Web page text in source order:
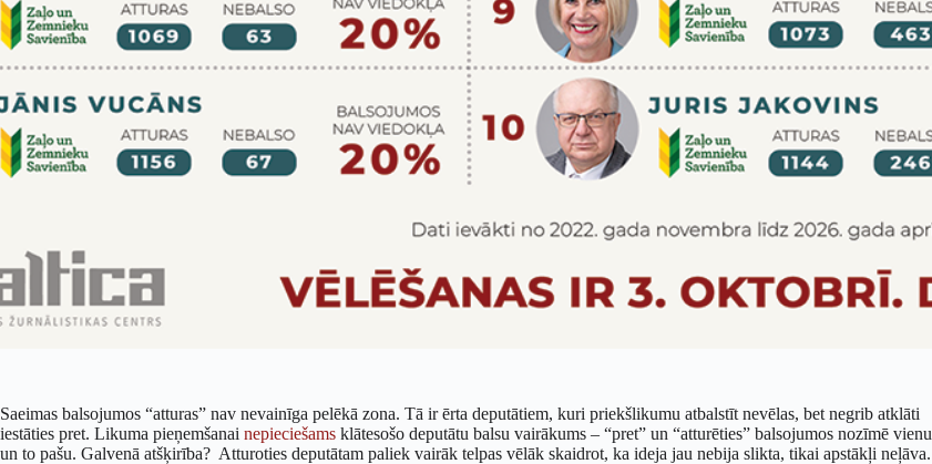
Saeimas balsojumos “atturas” nav nevainīga pelēkā zona. Tā ir ērta deputātiem, kuri priekšlikumu atbalstīt nevēlas, bet negrib atklāti
iestāties pret. Likuma pieņemšanai nepieciešams klātesošo deputātu balsu vairākums – “pret” un “atturēties” balsojumos nozīmē vienu
un to pašu. Galvenā atšķirība? Atturoties deputātam paliek vairāk telpas vēlāk skaidrot, ka ideja jau nebija slikta, tikai apstākļi neļāva.